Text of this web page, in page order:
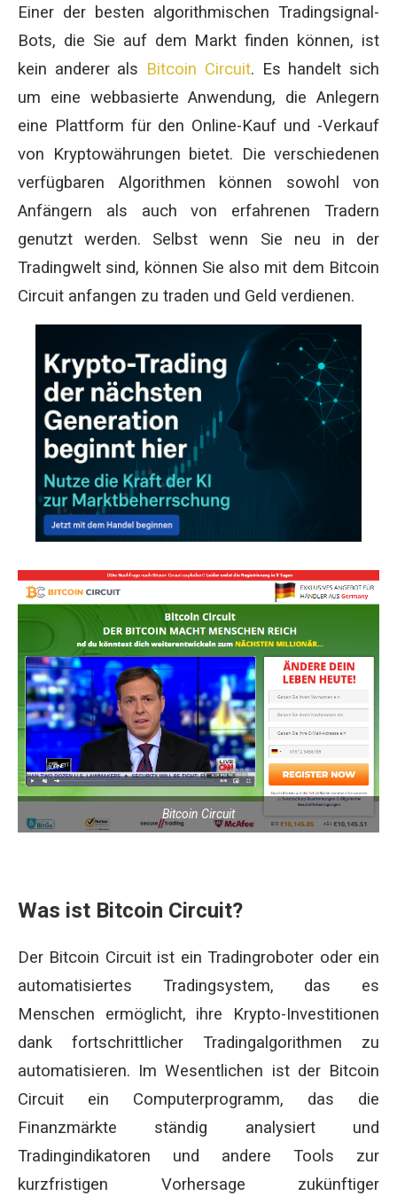
Einer der besten algorithmischen Tradingsignal-
Bots, die Sie auf dem Markt finden können, ist
kein anderer als Bitcoin Circuit. Es handelt sich
um eine webbasierte Anwendung, die Anlegern
eine Plattform für den Online-Kauf und -Verkauf
von Kryptowährungen bietet. Die verschiedenen
verfügbaren Algorithmen können sowohl von
Anfängern als auch von erfahrenen Tradern
genutzt werden. Selbst wenn Sie neu in der
Tradingwelt sind, können Sie also mit dem Bitcoin
Circuit anfangen zu traden und Geld verdienen.
Bitcoin Circuit
Was ist Bitcoin Circuit?
Der Bitcoin Circuit ist ein Tradingroboter oder ein
automatisiertes Tradingsystem, das es
Menschen ermöglicht, ihre Krypto-Investitionen
dank fortschrittlicher Tradingalgorithmen zu
automatisieren. Im Wesentlichen ist der Bitcoin
Circuit ein Computerprogramm, das die
Finanzmärkte ständig analysiert und
Tradingindikatoren und andere Tools zur
kurzfristigen Vorhersage zukünftiger